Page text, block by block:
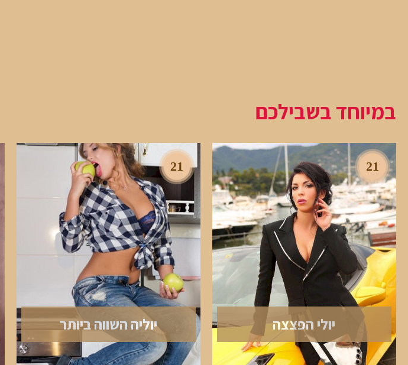
במיוחד בשבילכם
21
יולי הפצצה
21
יוליה השווה ביותר